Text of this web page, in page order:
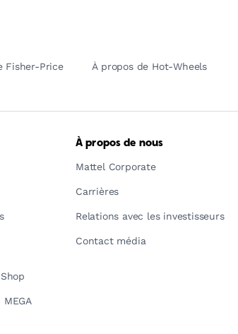
Fisher-Price À propos de Hot-Wheels
À propos de nous
Mattel Corporate
Carrières
Relations avec les investisseurs
Contact média